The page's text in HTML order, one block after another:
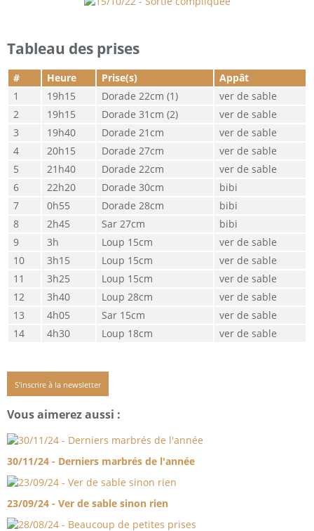
Tableau des prises
# Heure Prise(s)
Appât
19h15
Dorade 22cm (1)
ver de sable
19h15
Dorade 31cm (2)
ver de sable
19h40
Dorade 21cm
ver de sable
20h15
Dorade 27cm
ver de sable
21h40
Dorade 22cm
ver de sable
22h20
Dorade 30cm
bibi
0h55
Dorade 28cm
bibi
2h45
Sar 27cm
bibi
3h
Loup 15cm
ver de sable
3h15
Loup 15cm
ver de sable
3h25
Loup 15cm
ver de sable
3h40
Loup 28cm
ver de sable
4h05
Sar 15cm
ver de sable
4h30
Loup 18cm ver de sable
S'inscrire à la newsletter
Vous aimerez aussi :
30/11/24 - Derniers marbrés de l'année
23/09/24 - Ver de sable sinon rien